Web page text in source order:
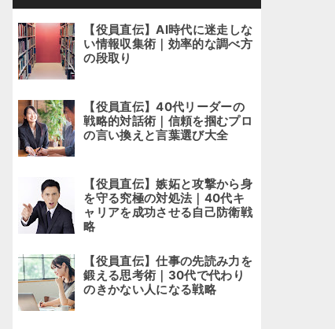
【役員直伝】AI時代に迷走しな
い情報収集術｜効率的な調べ方
の段取り
【役員直伝】40代リーダーの
戦略的対話術｜信頼を掴むプロ
の言い換えと言葉選び大全
【役員直伝】嫉妬と攻撃から身
を守る究極の対処法｜40代キ
ャリアを成功させる自己防衛戦
略
【役員直伝】仕事の先読み力を
鍛える思考術｜30代で代わり
のきかない人になる戦略